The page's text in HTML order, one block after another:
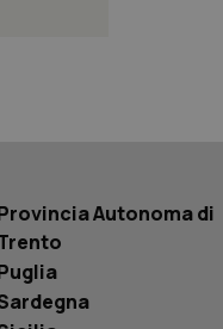
Autonoma di
incorporati
di
tenere traccia